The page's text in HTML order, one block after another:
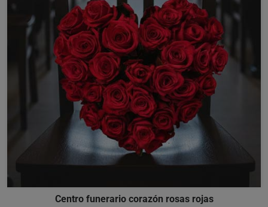
Centro funerario corazón rosas rojas